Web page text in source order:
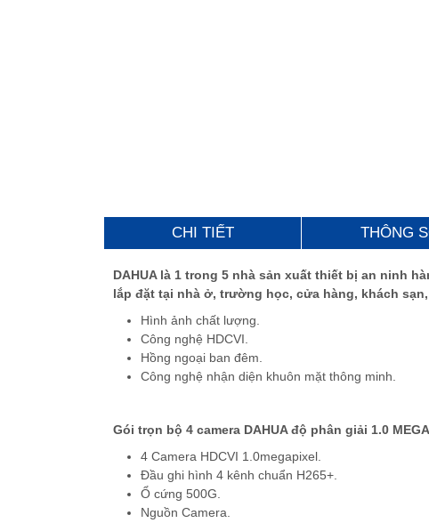
CHI TIẾT THÔNG
DAHUA là 1 trong 5 nhà sản xuất thiết bị an ninh
lắp đặt tại nhà ở, trường học, cửa hàng, khách
Hình ảnh chất lượng.
Công nghệ HDCVI.
Hồng ngoại ban đêm.
Công nghệ nhận diện khuôn mặt thông minh.
Gói trọn bộ 4 camera DAHUA độ phân giải 1.0
4 Camera HDCVI 1.0megapixel.
Đầu ghi hình 4 kênh chuẩn H265+.
Ổ cứng 500G.
Nguồn Camera.